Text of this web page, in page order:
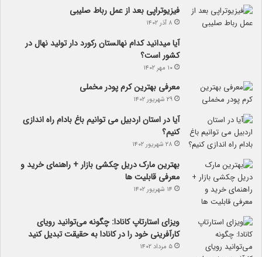
فیزیوتراپی بعد از عمل رباط صلیبی
۸ آذر ۱۴۰۲
آیا می­دانید کدام نهالستان رکورد دار تولید نهال­ در
کشور است؟
۱۰ مهر ۱۴۰۲
معرفی بهترین کرم پودر مخملی
۲۹ شهریور ۱۴۰۲
آیا در استان اردبیل می توانیم باغ بادام راه اندازی
کنیم؟
۲۸ شهریور ۱۴۰۲
بهترین مارک دریل چکشی بازار + راهنمای خرید و
معرفی قابلیت ها
۱۴ شهریور ۱۴۰۲
ویزای استارتاپ کانادا: چگونه می‌توانید رویای
کارآفرینی خود را در کانادا به حقیقت تبدیل کنید
۵ مرداد ۱۴۰۲